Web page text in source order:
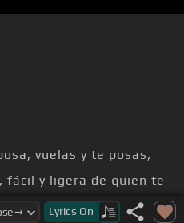
vuelas y te posas,
fácil y ligera de quien te
Lyrics On